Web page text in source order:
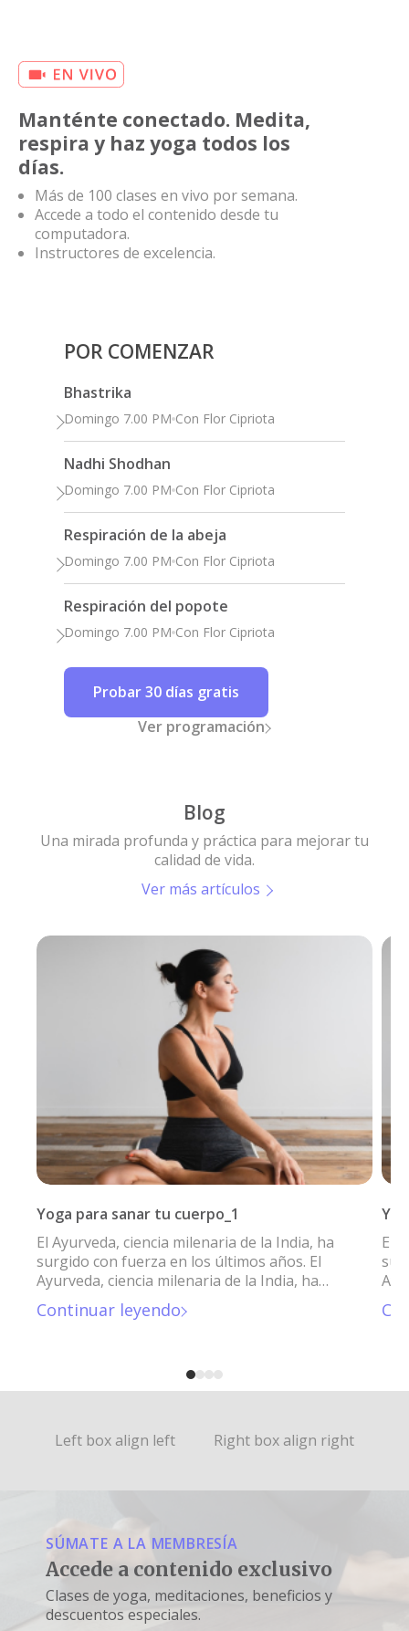
Manténte conectado. Medita,
respira y haz yoga todos los
días.
Más de 100 clases en vivo por semana.
Accede a todo el contenido desde tu
computadora.
Instructores de excelencia.
POR COMENZAR
Bhastrika
Domingo 7.00 PM Con Flor Cipriota
Nadhi Shodhan
Domingo 7.00 PM Con Flor Cipriota
Respiración de la abeja
Domingo 7.00 PM Con Flor Cipriota
Respiración del popote
Domingo 7.00 PM Con Flor Cipriota
Probar 30 días gratis
Ver programación
Blog
Una mirada profunda y práctica para mejorar tu
calidad de vida.
Ver más artículos
Yoga para sanar tu cuerpo_1
El Ayurveda, ciencia milenaria de la India, ha
surgido con fuerza en los últimos años. El
Ayurveda, ciencia milenaria de la India, ha
surgido con fuerza en los últimos años.
Continuar leyendo
El
Left box align left Right box align right
SÚMATE A LA MEMBRESÍA
Accede a contenido exclusivo
Clases de yoga, meditaciones, beneficios y
descuentos especiales.